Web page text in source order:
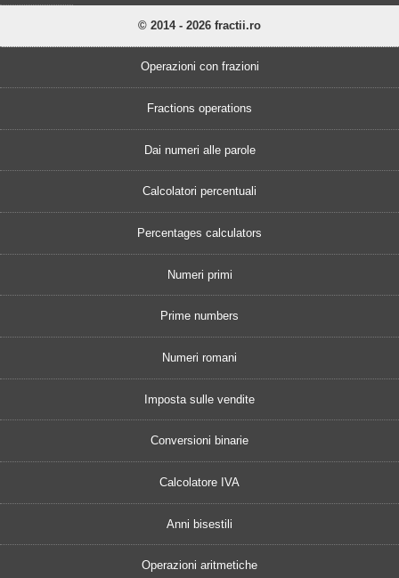
© 2014 - 2026 fractii.ro
Operazioni con frazioni
Fractions operations
Dai numeri alle parole
Calcolatori percentuali
Percentages calculators
Numeri primi
Prime numbers
Numeri romani
Imposta sulle vendite
Conversioni binarie
Calcolatore IVA
Anni bisestili
Operazioni aritmetiche